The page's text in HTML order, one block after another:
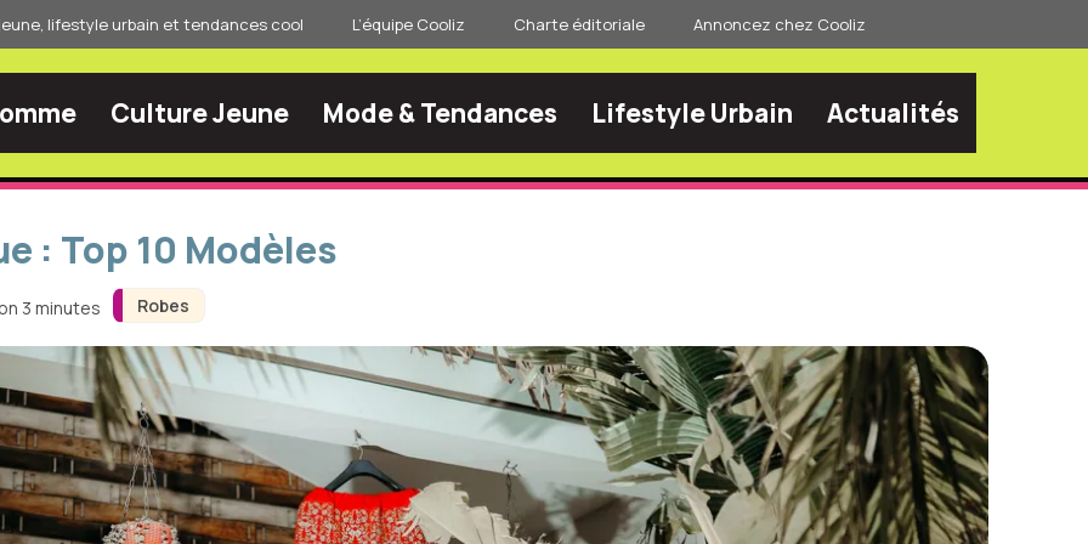
lifestyle urbain et tendances cool L’équipe Cooliz Charte éditoriale Annoncez chez Cooliz
Culture Jeune Mode & Tendances Lifestyle Urbain Actualités
Robes
: Top 10 Modèles
3 minutes